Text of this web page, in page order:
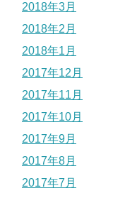
2018年3月
2018年2月
2018年1月
2017年12月
2017年11月
2017年10月
2017年9月
2017年8月
2017年7月